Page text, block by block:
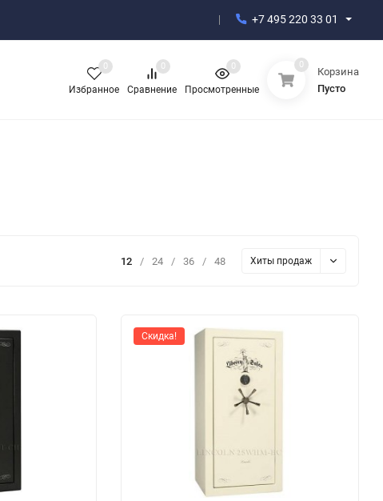
+7 495 220 33 01
Избранное
0
Сравнение
0
Просмотренные
0 0
Корзина
Пусто
12 / 24 / 36 / 48 Хиты продаж
Скидка!